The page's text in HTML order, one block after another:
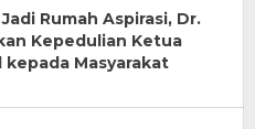
Rumah Aspirasi, Dr.
Kepedulian Ketua
kepada Masyarakat